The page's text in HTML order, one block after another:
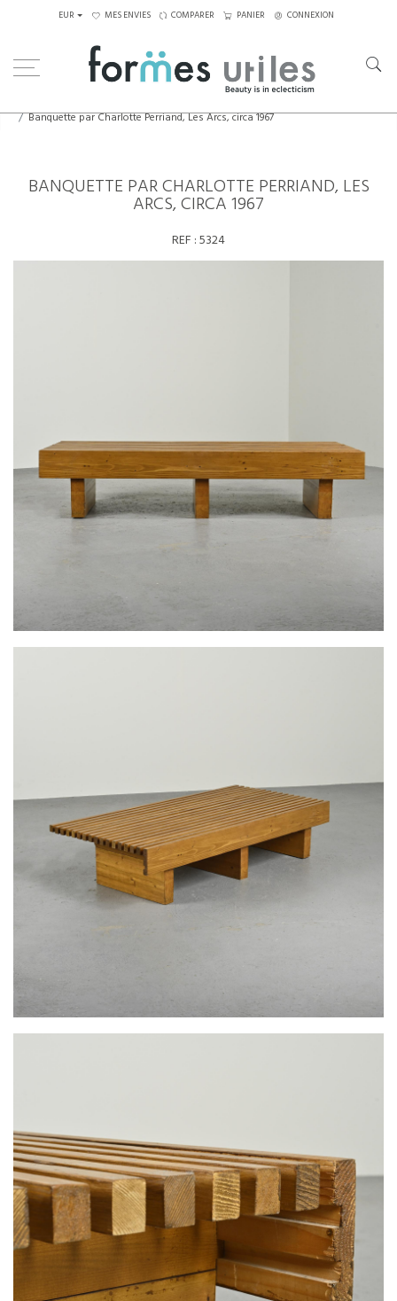
EUR MES ENVIES COMPARER PANIER CONNEXION
Banquette par Charlotte Perriand, Les Arcs, circa 1967
BANQUETTE PAR CHARLOTTE PERRIAND, LES
ARCS, CIRCA 1967
REF :5324